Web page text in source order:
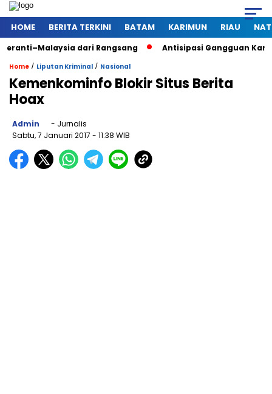
HOME BERITA TERKINI BATAM KARIMUN RIAU
dari Rangsang Antisipasi Gangguan Kamtibmas
Home / Liputan Kriminal / Nasional
Kemenkominfo Blokir Situs Berita
Hoax
Admin
- Jurnalis
Sabtu, 7 Januari 2017 - 11:38 WIB